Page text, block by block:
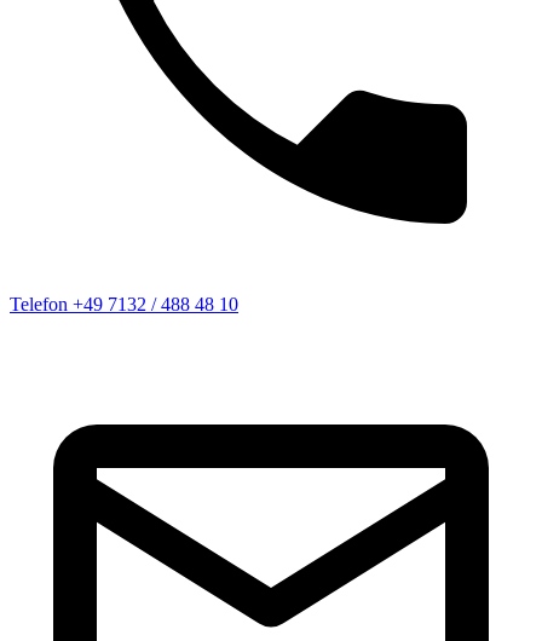
Telefon +49 7132 / 488 48 10